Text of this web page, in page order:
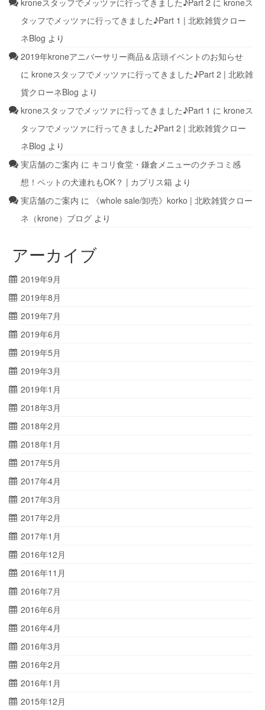
タッフでメッツァに行ってきました♪Part 1 | 北欧雑貨クロー
ネBlog より
2019年kroneアニバーサリー商品＆店頭イベントのお知らせ
に kroneスタッフでメッツァに行ってきました♪Part 2 | 北欧雑
貨クローネBlog より
kroneスタッフでメッツァに行ってきました♪Part 1 に kroneス
タッフでメッツァに行ってきました♪Part 2 | 北欧雑貨クロー
ネBlog より
実店舗のご案内 に キコリ食堂・鎌倉メニューのクチコミ感
想！ペットの犬連れもOK？ | カプリス箱 より
実店舗のご案内 に
《whole sale/卸売》korko | 北欧雑貨クロー
ネ（krone）ブログ より
アーカイブ
2019年9月
2019年8月
2019年7月
2019年6月
2019年5月
2019年3月
2019年1月
2018年3月
2018年2月
2018年1月
2017年5月
2017年4月
2017年3月
2017年2月
2017年1月
2016年12月
2016年11月
2016年7月
2016年6月
2016年4月
2016年3月
2016年2月
2016年1月
2015年12月